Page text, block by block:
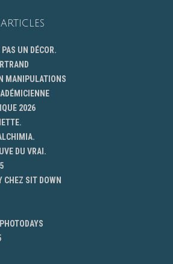
UN DÉCOR.
MANIPULATIONS
2026
DU VRAI.
CHEZ SIT DOWN